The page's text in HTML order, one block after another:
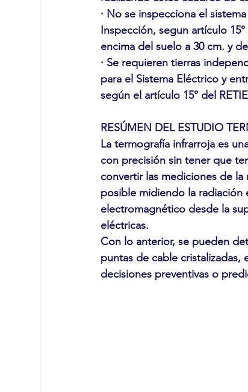
· No se inspecciona el
Inspección, segun artículo
encima del suelo a 30 cm. y
· Se requieren tierras
para el Sistema Eléctrico y
según el artículo 15° del
RESÚMEN DEL ESTUDIO
La termografía infrarroja es
con precisión sin tener que
convertir las mediciones de
posible midiendo la
electromagnético desde la
eléctricas.
Con lo anterior, se pueden
puntas de cable
decisiones preventivas o